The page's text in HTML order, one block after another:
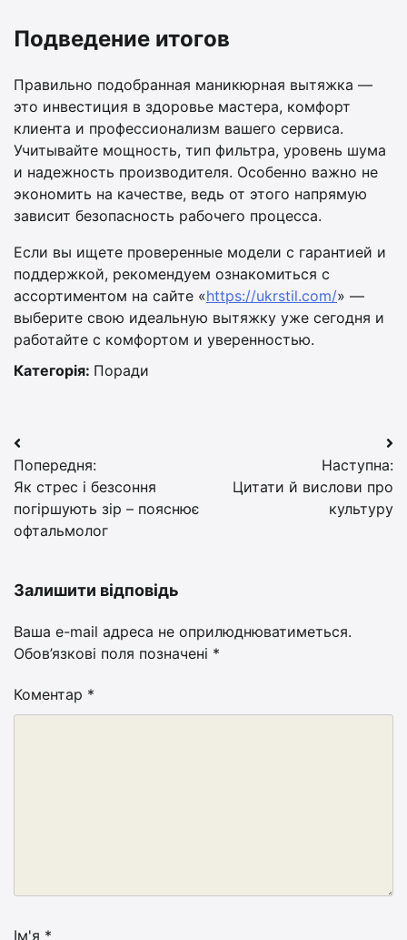
Подведение итогов
Правильно подобранная маникюрная вытяжка —
это инвестиция в здоровье мастера, комфорт
клиента и профессионализм вашего сервиса.
Учитывайте мощность, тип фильтра, уровень шума
и надежность производителя. Особенно важно не
экономить на качестве, ведь от этого напрямую
зависит безопасность рабочего процесса.
Если вы ищете проверенные модели с гарантией и
поддержкой, рекомендуем ознакомиться с
ассортиментом на сайте «https://ukrstil.com/» —
выберите свою идеальную вытяжку уже сегодня и
работайте с комфортом и уверенностью.
Категорія: Поради
Навігація
записів
Попередня:
Як стрес і безсоння
погіршують зір – пояснює
офтальмолог
Наступна:
Цитати й вислови про
культуру
Залишити відповідь
Ваша e-mail адреса не оприлюднюватиметься.
Обов’язкові поля позначені *
Коментар *
Ім'я *